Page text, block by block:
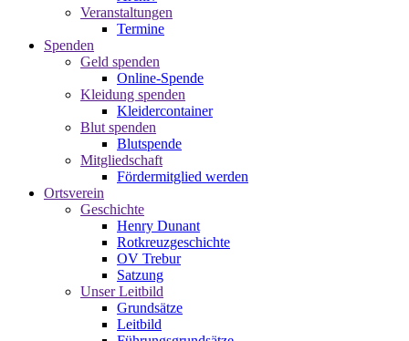
Veranstaltungen
Termine
Spenden
Geld spenden
Online-Spende
Kleidung spenden
Kleidercontainer
Blut spenden
Blutspende
Mitgliedschaft
Fördermitglied werden
Ortsverein
Geschichte
Henry Dunant
Rotkreuzgeschichte
OV Trebur
Satzung
Unser Leitbild
Grundsätze
Leitbild